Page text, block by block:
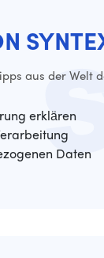
aus der Welt
erklären
Daten